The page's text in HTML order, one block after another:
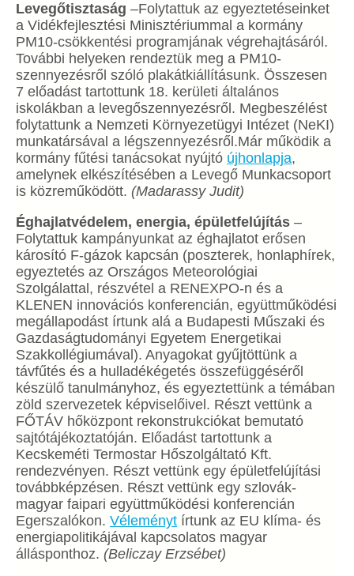
Levegőtisztaság –Folytattuk az egyeztetéseinket
a Vidékfejlesztési Minisztériummal a kormány
PM10-csökkentési programjának végrehajtásáról.
További helyeken rendeztük meg a PM10-
szennyezésről szóló plakátkiállításunk. Összesen
7 előadást tartottunk 18. kerületi általános
iskolákban a levegőszennyezésről. Megbeszélést
folytattunk a Nemzeti Környezetügyi Intézet (NeKI)
munkatársával a légszennyezésről.Már működik a
kormány fűtési tanácsokat nyújtó újhonlapja,
amelynek elkészítésében a Levegő Munkacsoport
is közreműködött. (Madarassy Judit)
Éghajlatvédelem, energia, épületfelújítás –
Folytattuk kampányunkat az éghajlatot erősen
károsító F-gázok kapcsán (poszterek, honlaphírek,
egyeztetés az Országos Meteorológiai
Szolgálattal, részvétel a RENEXPO-n és a
KLENEN innovációs konferencián, együttműködési
megállapodást írtunk alá a Budapesti Műszaki és
Gazdaságtudományi Egyetem Energetikai
Szakkollégiumával). Anyagokat gyűjtöttünk a
távfűtés és a hulladékégetés összefüggéséről
készülő tanulmányhoz, és egyeztettünk a témában
zöld szervezetek képviselőivel. Részt vettünk a
FŐTÁV hőközpont rekonstrukciókat bemutató
sajtótájékoztatóján. Előadást tartottunk a
Kecskeméti Termostar Hőszolgáltató Kft.
rendezvényen. Részt vettünk egy épületfelújítási
továbbképzésen. Részt vettünk egy szlovák-
magyar faipari együttműködési konferencián
Egerszalókon. Véleményt írtunk az EU klíma- és
energiapolitikájával kapcsolatos magyar
állásponthoz. (Beliczay Erzsébet)